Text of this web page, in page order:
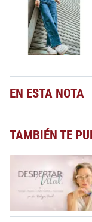
EN ESTA NOTA
TAMBIÉN TE